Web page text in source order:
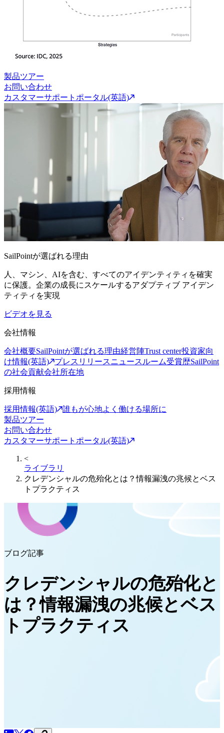
製品ツアー
お問い合わせ
カスタマーサポートポータル(英語)
SailPointが選ばれる理由
人、マシン、AIを含む、すべてのアイデンティティを確実
に保護。企業の成長にスケールするアダプティブ アイデン
ティティを実現
ビデオを見る
会社情報
会社概要SailPointが選ばれる理由経営陣Trust center投資家向
け情報(英語)
プレスリリースニュースルーム受賞歴SailPoint
の社会貢献会社所在地
採用情報
採用情報(英語)
誰もが心地よく働ける場所に
製品ツアー
お問い合わせ
カスタマーサポートポータル(英語)
<
ライブラリ
クレデンシャルの危殆化とは？情報漏洩の兆候とベス
トプラクティス
ブログ記事
クレデンシャルの危殆化と
は？情報漏洩の兆候とベス
トプラクティス